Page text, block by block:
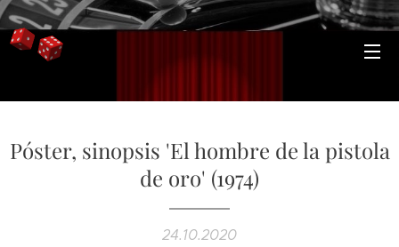
Póster, sinopsis 'El hombre de la pistola
de oro' (1974)
24.10.2020